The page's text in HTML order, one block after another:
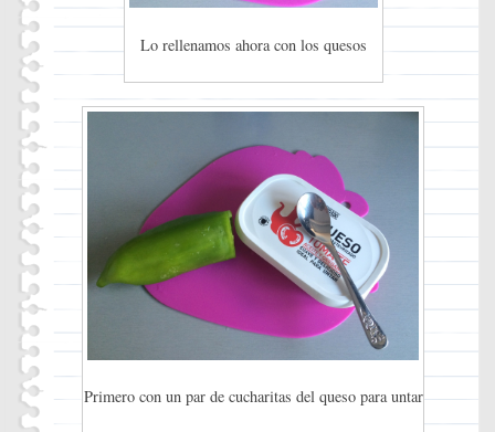
Lo rellenamos ahora con los quesos
Primero con un par de cucharitas del queso para untar